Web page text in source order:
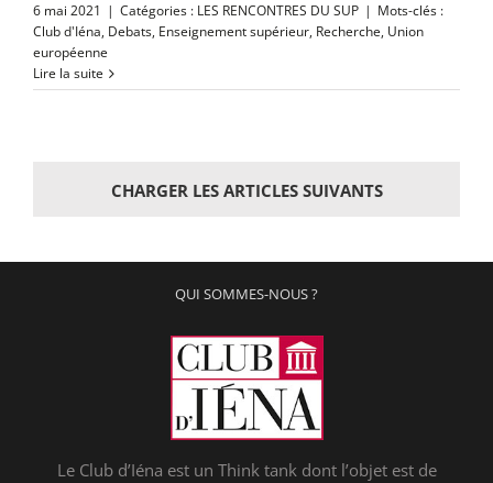
6 mai 2021 | Catégories : LES RENCONTRES DU SUP | Mots-clés :
Club d'Iéna, Debats, Enseignement supérieur, Recherche, Union
européenne
Lire la suite
CHARGER LES ARTICLES SUIVANTS
QUI SOMMES-NOUS ?
Le Club d’Iéna est un Think tank dont l’objet est de